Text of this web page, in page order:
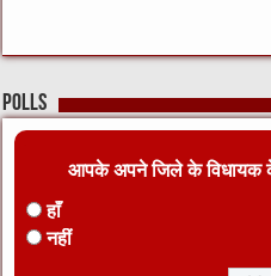
Polls
आपके अपने जिले के विधायक
हाँ
नहीं